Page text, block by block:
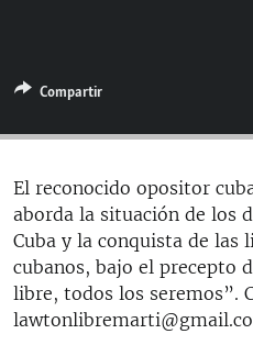
ESPECIALES
LA REALIDAD DE LA
SER VIEJO EN CUBA
KENTU-CUBANO
LOS SANTOS DE HIALEAH
DESINFORMACIÓN RUSA EN
LA INVASIÓN DE RUSIA A
MULTIMEDIA
EDITORIALES
SÍGUENOS
Compartir
El reconocido opositor
aborda la situación de los
Cuba y la conquista de las
cubanos, bajo el precepto
libre, todos los seremos”.